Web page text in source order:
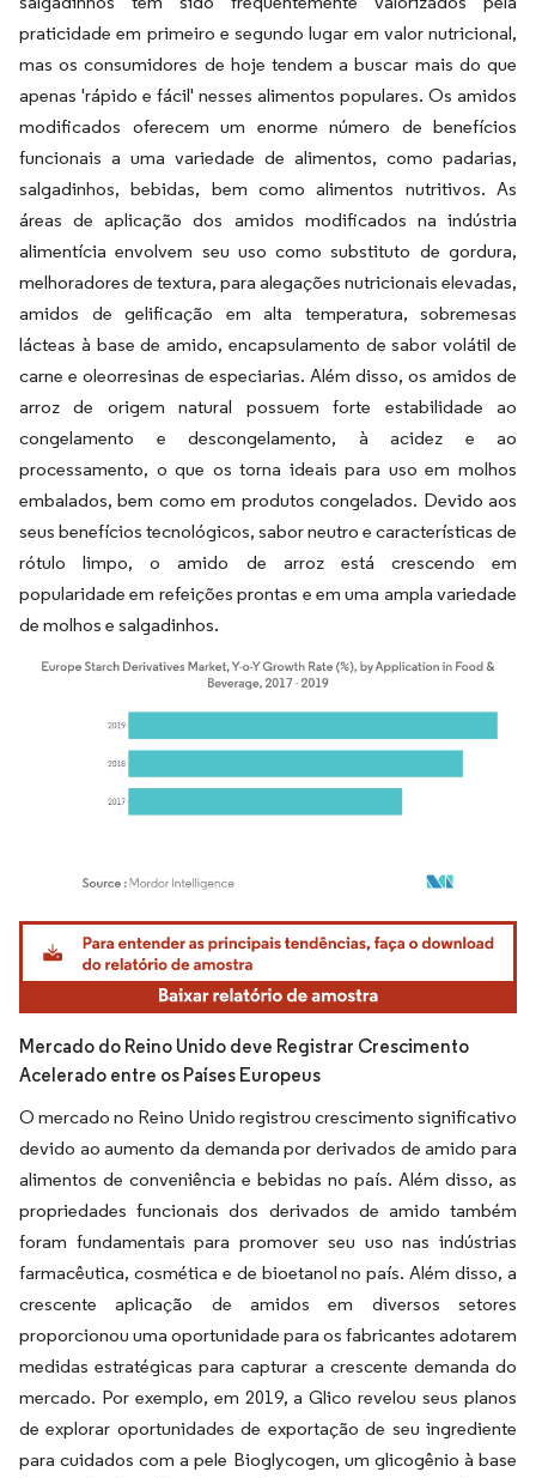
praticidade em primeiro e segundo lugar em valor nutricional,
mas os consumidores de hoje tendem a buscar mais do que
apenas 'rápido e fácil' nesses alimentos populares. Os amidos
modificados oferecem um enorme número de benefícios
funcionais a uma variedade de alimentos, como padarias,
salgadinhos, bebidas, bem como alimentos nutritivos. As
áreas de aplicação dos amidos modificados na indústria
alimentícia envolvem seu uso como substituto de gordura,
melhoradores de textura, para alegações nutricionais elevadas,
amidos de gelificação em alta temperatura, sobremesas
lácteas à base de amido, encapsulamento de sabor volátil de
carne e oleorresinas de especiarias. Além disso, os amidos de
arroz de origem natural possuem forte estabilidade ao
congelamento e descongelamento, à acidez e ao
processamento, o que os torna ideais para uso em molhos
embalados, bem como em produtos congelados. Devido aos
seus benefícios tecnológicos, sabor neutro e características de
rótulo limpo, o amido de arroz está crescendo em
popularidade em refeições prontas e em uma ampla variedade
de molhos e salgadinhos.
Imagem © Mordor Intelligence. O reuso requer atribuição conforme CC BY 4.0.
Mercado do Reino Unido deve Registrar Crescimento
Acelerado entre os Países Europeus
O mercado no Reino Unido registrou crescimento significativo
devido ao aumento da demanda por derivados de amido para
alimentos de conveniência e bebidas no país. Além disso, as
propriedades funcionais dos derivados de amido também
foram fundamentais para promover seu uso nas indústrias
farmacêutica, cosmética e de bioetanol no país. Além disso, a
crescente aplicação de amidos em diversos setores
proporcionou uma oportunidade para os fabricantes adotarem
medidas estratégicas para capturar a crescente demanda do
mercado. Por exemplo, em 2019, a Glico revelou seus planos
de explorar oportunidades de exportação de seu ingrediente
para cuidados com a pele Bioglycogen, um glicogênio à base